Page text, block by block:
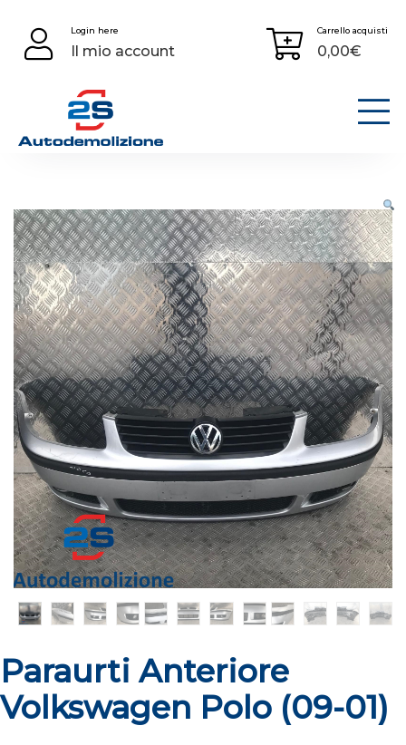
content
Login here
Il mio account
Carrello acquisti
0,00€
Paraurti Anteriore
Volkswagen Polo (09-01)